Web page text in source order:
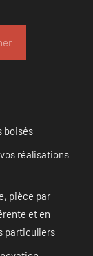
boisés
réalisations
pièce par
et en
particuliers